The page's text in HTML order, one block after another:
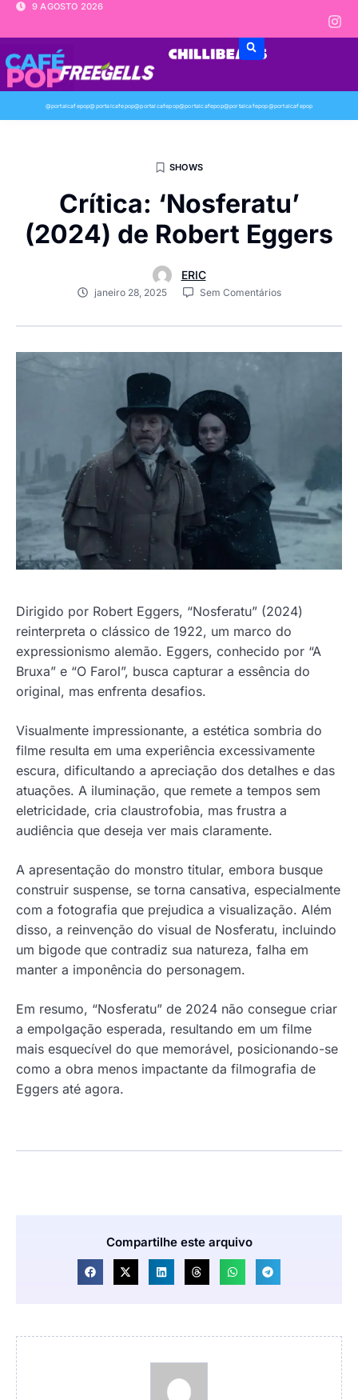
9 AGOSTO 2026
@portalcafepop@portalcafepop@portalcafepop@portalcafepop@portalcafepop@portalcafepop
SHOWS
Crítica: ‘Nosferatu’
(2024) de Robert Eggers
ERIC
janeiro 28, 2025 Sem Comentários
Dirigido por Robert Eggers, “Nosferatu” (2024)
reinterpreta o clássico de 1922, um marco do
expressionismo alemão. Eggers, conhecido por “A
Bruxa” e “O Farol”, busca capturar a essência do
original, mas enfrenta desafios.
Visualmente impressionante, a estética sombria do
filme resulta em uma experiência excessivamente
escura, dificultando a apreciação dos detalhes e das
atuações. A iluminação, que remete a tempos sem
eletricidade, cria claustrofobia, mas frustra a
audiência que deseja ver mais claramente.
A apresentação do monstro titular, embora busque
construir suspense, se torna cansativa, especialmente
com a fotografia que prejudica a visualização. Além
disso, a reinvenção do visual de Nosferatu, incluindo
um bigode que contradiz sua natureza, falha em
manter a imponência do personagem.
Em resumo, “Nosferatu” de 2024 não consegue criar
a empolgação esperada, resultando em um filme
mais esquecível do que memorável, posicionando-se
como a obra menos impactante da filmografia de
Eggers até agora.
Compartilhe este arquivo